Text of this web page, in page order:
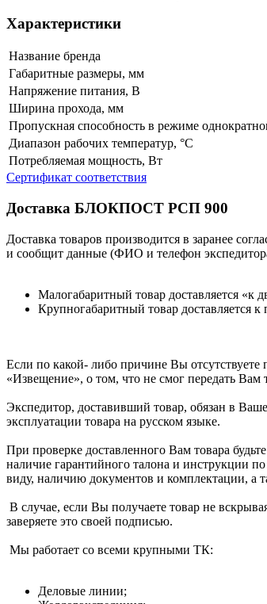
Характеристики
Название бренда
Габаритные размеры, мм
Напряжение питания, В
Ширина прохода, мм
Пропускная способность в режиме
Диапазон рабочих температур, °С
Потребляемая мощность, Вт
Сертификат соответствия
Доставка БЛОКПОСТ РСП 900
Доставка товаров производится в заранее
и сообщит данные (ФИО и телефон
Малогабаритный товар доставляется «к
Крупногабаритный товар доставляется к
Если по какой- либо причине Вы отсутствуете
«Извещение», о том, что не смог передать Вам
Экспедитор, доставивший товар, обязан в
эксплуатации товара на русском языке.
При проверке доставленного Вам товара
наличие гарантийного талона и инструкции
виду, наличию документов и комплектации, а
В случае, если Вы получаете товар не
заверяете это своей подписью.
Мы работает со всеми крупными ТК:
Деловые линии;